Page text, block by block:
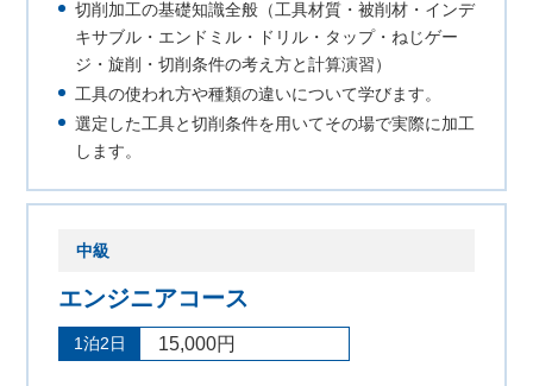
切削加工の基礎知識全般（工具材質・被削材・インデ
キサブル・エンドミル・ドリル・タップ・ねじゲー
ジ・旋削・切削条件の考え方と計算演習）
工具の使われ方や種類の違いについて学びます。
選定した工具と切削条件を用いてその場で実際に加工
します。
中級
エンジニアコース
1泊2日 15,000円